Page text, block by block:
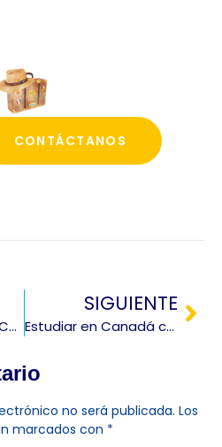
CONTÁCTANOS
IELTS vs TOEFL: Guía Completa para Elegir el Mejor Examen de Inglés
SIGUIENTE
Estudiar en Canadá con eTA: Guía Definitiva para Cursos Cortos
no será publicada. Los
marcados con *